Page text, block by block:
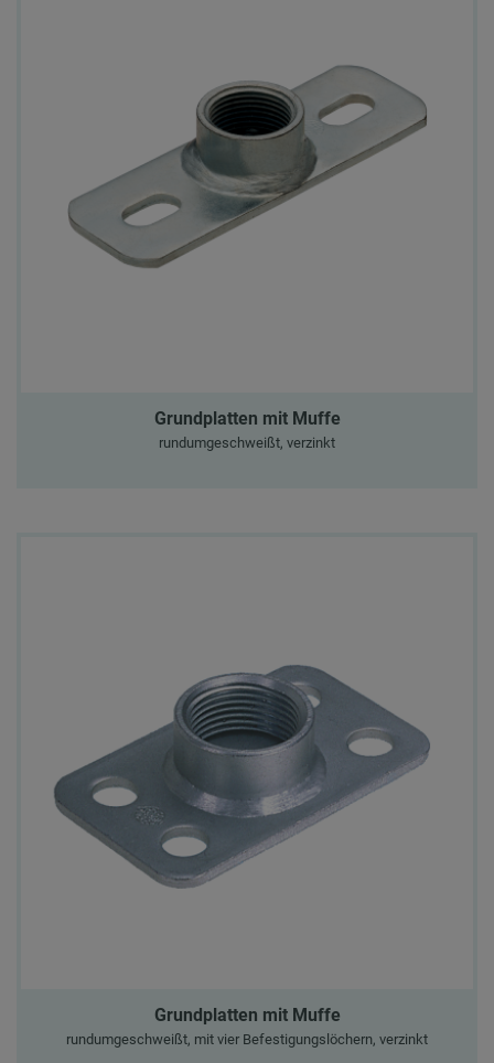
Grundplatten mit Muffe
rundumgeschweißt, verzinkt
Grundplatten mit Muffe
rundumgeschweißt, mit vier Befestigungslöchern, verzinkt